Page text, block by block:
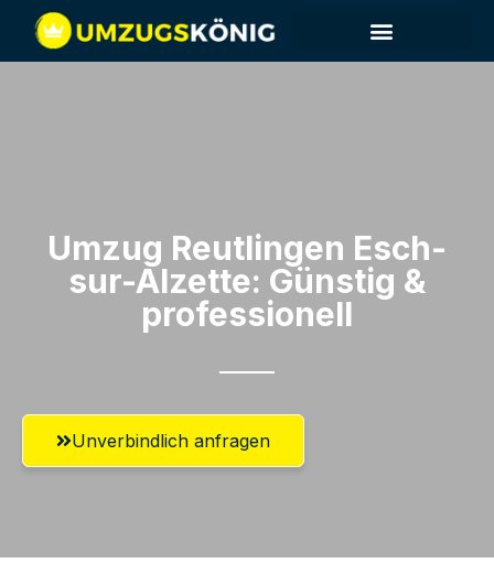
Umzug Reutlingen​ Esch-
sur-Alzette: Günstig &
professionell​
Unverbindlich anfragen